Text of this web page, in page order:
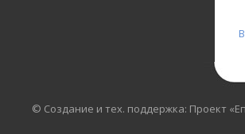
© Создание и тех. поддержка: Проект